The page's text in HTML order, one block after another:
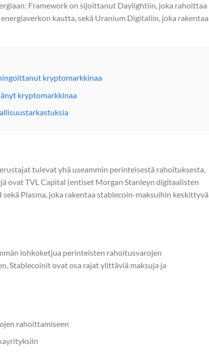
Framework on sijoittanut Daylightiin, joka rahoittaa
kautta, sekä Uranium Digitaliin, joka rakentaa
kryptomarkkinaa
kryptomarkkinaa
tulevat yhä useammin perinteisestä rahoituksesta,
ovat TVL Capital (entiset Morgan Stanleyn digitaalisten
Plasma, joka rakentaa stablecoin-maksuihin
lohkoketjua perinteisten rahoitusvarojen
Stablecoinit ovat osa rajat ylittäviä maksuja ja
rahoittamiseen